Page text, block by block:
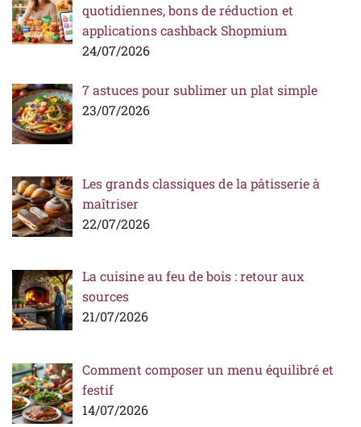
quotidiennes, bons de réduction et
applications cashback Shopmium
24/07/2026
7 astuces pour sublimer un plat simple
23/07/2026
Les grands classiques de la pâtisserie à
maîtriser
22/07/2026
La cuisine au feu de bois : retour aux
sources
21/07/2026
Comment composer un menu équilibré et
festif
14/07/2026